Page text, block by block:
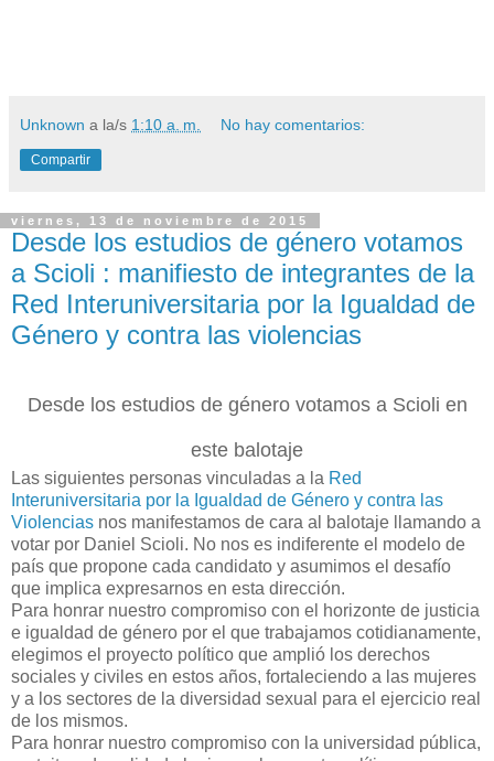
Unknown a la/s 1:10 a. m. No hay comentarios:
Compartir
viernes, 13 de noviembre de 2015
Desde los estudios de género votamos
a Scioli : manifiesto de integrantes de la
Red Interuniversitaria por la Igualdad de
Género y contra las violencias
Desde los estudios de género votamos a Scioli en
este balotaje
Las siguientes personas vinculadas a la Red
Interuniversitaria por la Igualdad de Género y contra las
Violencias nos manifestamos de cara al balotaje llamando a
votar por Daniel Scioli. No nos es indiferente el modelo de
país que propone cada candidato y asumimos el desafío
que implica expresarnos en esta dirección.
Para honrar nuestro compromiso con el horizonte de justicia
e igualdad de género por el que trabajamos cotidianamente,
elegimos el proyecto político que amplió los derechos
sociales y civiles en estos años, fortaleciendo a las mujeres
y a los sectores de la diversidad sexual para el ejercicio real
de los mismos.
Para honrar nuestro compromiso con la universidad pública,